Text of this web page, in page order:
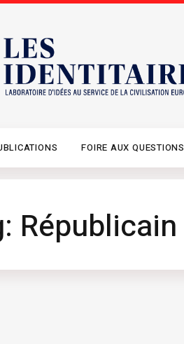
FOIRE AUX QUESTIONS
Républicain